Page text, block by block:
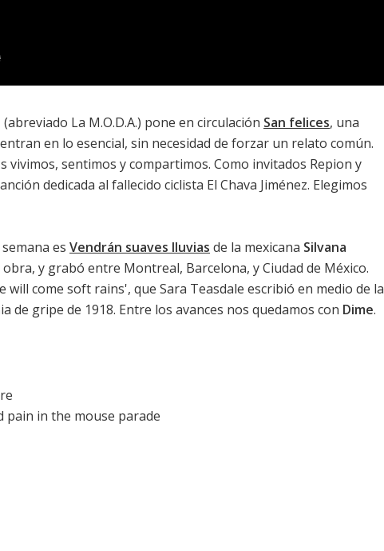
(abreviado La M.O.D.A.) pone en circulación San felices, una
en lo esencial, sin necesidad de forzar un relato común.
vivimos, sentimos y compartimos. Como invitados Repion y
dedicada al fallecido ciclista El Chava Jiménez. Elegimos
es Vendrán suaves lluvias de la mexicana Silvana
y grabó entre Montreal, Barcelona, y Ciudad de México.
come soft rains', que Sara Teasdale escribió en medio de la
de gripe de 1918. Entre los avances nos quedamos con Dime.
pain in the mouse parade